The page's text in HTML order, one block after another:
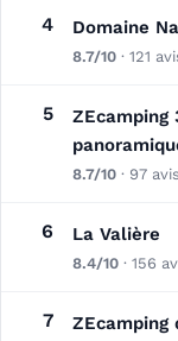
4 Domaine
8.7/10 · 121
5
8.7/10 · 97 avis
6 La Valière
8.4/10 · 156
7